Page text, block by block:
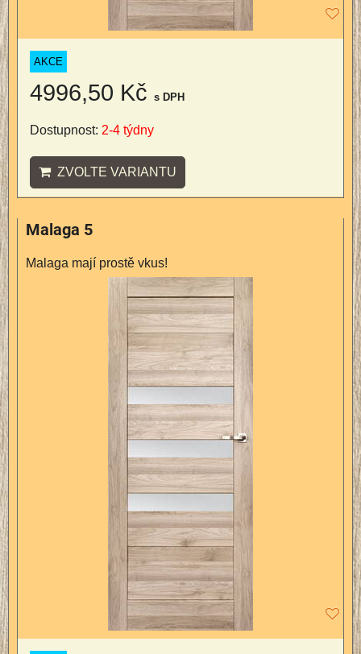
AKCE
4996,50 Kč s DPH
Dostupnost: 2-4 týdny
ZVOLTE VARIANTU
Malaga 5
Malaga mají prostě vkus!